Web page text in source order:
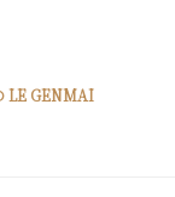
LE GENMAI